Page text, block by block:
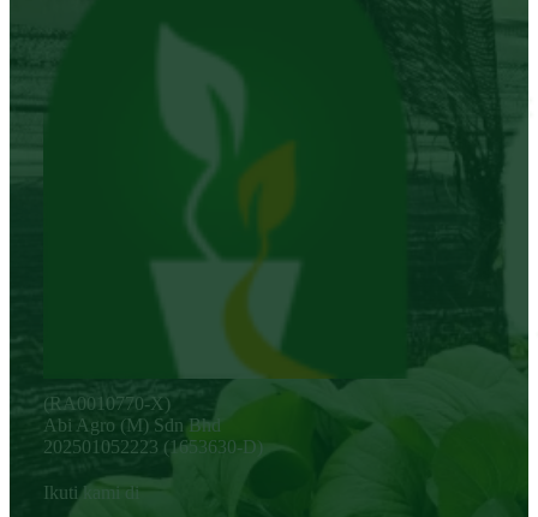
(RA0010770-X)
Abi Agro (M) Sdn Bhd
202501052223 (1653630-D)
Ikuti kami di